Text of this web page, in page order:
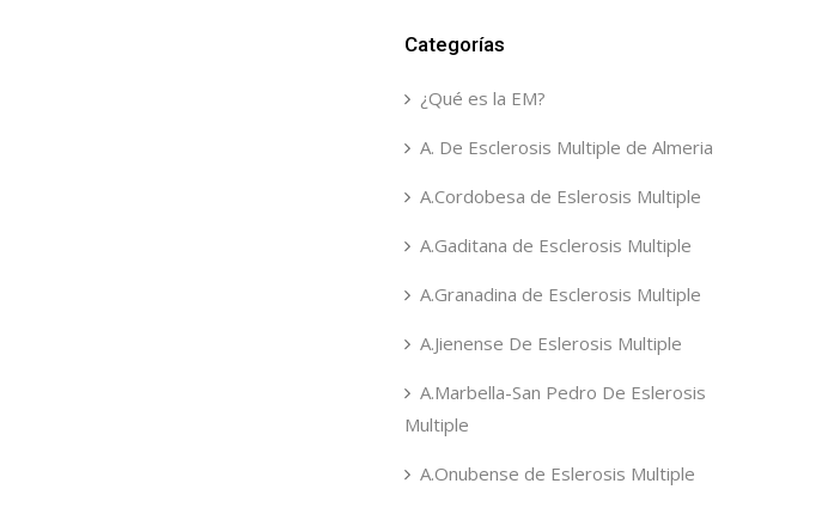
Categorías
¿Qué es la EM?
A. De Esclerosis Multiple de Almeria
A.Cordobesa de Eslerosis Multiple
A.Gaditana de Esclerosis Multiple
A.Granadina de Esclerosis Multiple
A.Jienense De Eslerosis Multiple
A.Marbella-San Pedro De Eslerosis
Multiple
A.Onubense de Eslerosis Multiple